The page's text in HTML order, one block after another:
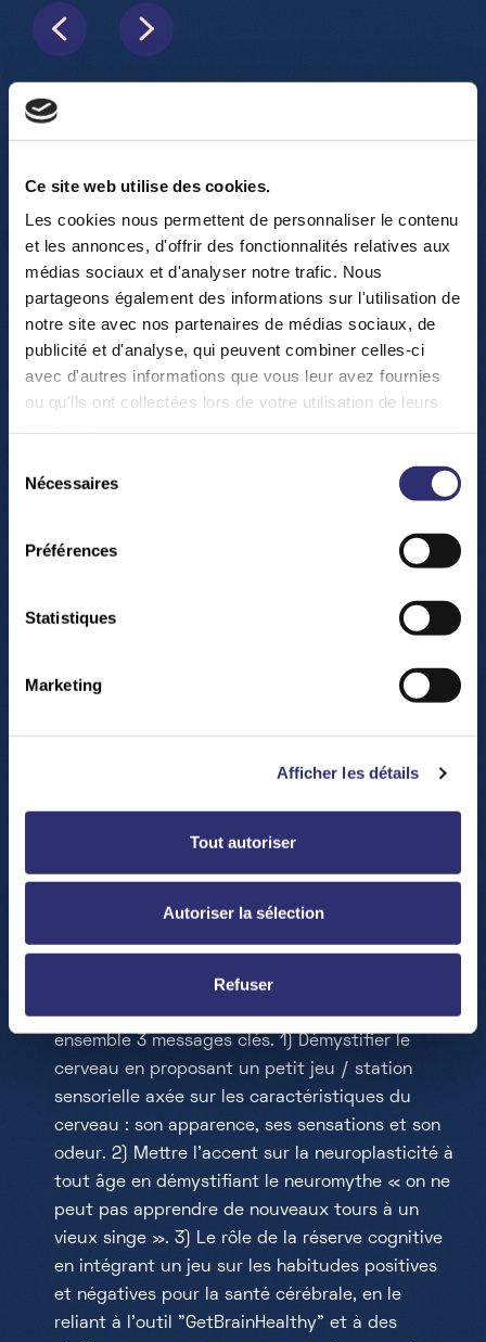
Ce site web utilise des cookies.
Les cookies nous permettent de personnaliser le contenu
et les annonces, d'offrir des fonctionnalités relatives aux
médias sociaux et d'analyser notre trafic. Nous
partageons également des informations sur l'utilisation de
notre site avec nos partenaires de médias sociaux, de
publicité et d'analyse, qui peuvent combiner celles-ci
avec d'autres informations que vous leur avez fournies
ou qu'ils ont collectées lors de votre utilisation de leurs
Nécessaires
Préférences
Statistiques
Marketing
Afficher les détails
Tout autoriser
Autoriser la sélection
Refuser
AU PROGRAMME :
WORKSHOP – Mind the brain by LCSB : À quoi
ressemble notre cerveau ? Que pouvons-nous
faire pour garantir la bonne santé de nos
neurones ? Découvrez quelques réponses à ces
questions en assemblant un puzzle sur le
sur la prévention des maladies cérébrales.
WORKSHOP – Wire the brain by SCIENTEENS
Notre cerveau est un organe fascinant.
Les neurones forment un réseau complexe qui
fonctionne un peu comme un orchestre. Mais
maladie de Parkinson ? Découvrez à quelle
nouvelles situations, expérimentez les
WORKSHOP – by GetBrainHealthy : On va aborder
ensemble 3 messages clés. 1) Démystifier le
cerveau en proposant un petit jeu / station
sensorielle axée sur les caractéristiques du
cerveau : son apparence, ses sensations et son
odeur. 2) Mettre l'accent sur la neuroplasticité à
tout âge en démystifiant le neuromythe « on ne
peut pas apprendre de nouveaux tours à un
vieux singe ». 3) Le rôle de la réserve cognitive
en intégrant un jeu sur les habitudes positives
et négatives pour la santé cérébrale, en le
reliant à l'outil "GetBrainHealthy" et à des